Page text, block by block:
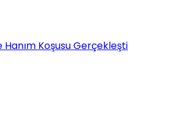
Hanım Koşusu Gerçekleşti